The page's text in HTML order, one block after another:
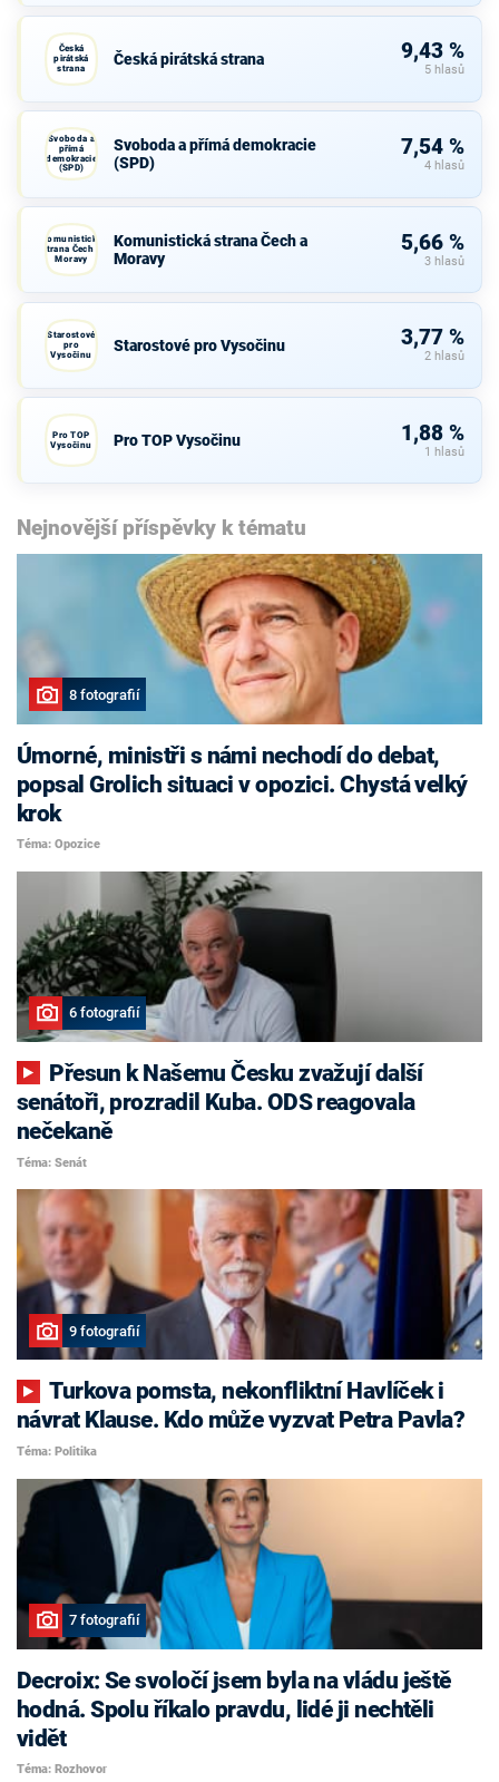
Česká
pirátská
strana
Česká pirátská strana 9,43 %
5 hlasů
Svoboda a
přímá
demokracie
(SPD)
Svoboda a přímá demokracie
(SPD)
7,54 %
4 hlasů
Komunistická
strana Čech a
Moravy
Komunistická strana Čech a
Moravy
5,66 %
3 hlasů
Starostové
pro
Vysočinu
Starostové pro Vysočinu 3,77 %
2 hlasů
Pro TOP
Vysočinu
Pro TOP Vysočinu 1,88 %
1 hlasů
Nejnovější příspěvky k tématu
8 fotografií
Úmorné, ministři s námi nechodí do debat,
popsal Grolich situaci v opozici. Chystá velký
krok
Téma: Opozice
6 fotografií
senátoři, prozradil Kuba. ODS reagovala
nečekaně
Téma: Senát
9 fotografií
Turkova pomsta, nekonfliktní Havlíček i
návrat Klause. Kdo může vyzvat Petra Pavla?
Téma: Politika
7 fotografií
Decroix: Se svoločí jsem byla na vládu ještě
hodná. Spolu říkalo pravdu, lidé ji nechtěli
vidět
Téma: Rozhovor